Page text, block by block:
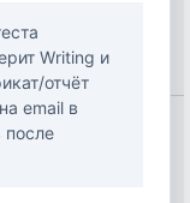
Writing и
отчёт
email в
после